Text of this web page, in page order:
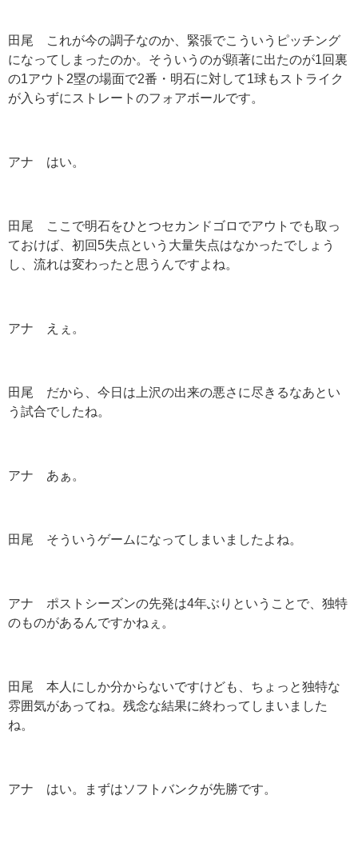
田尾 これが今の調子なのか、緊張でこういうピッチング
になってしまったのか。そういうのが顕著に出たのが1回裏
の1アウト2塁の場面で2番・明石に対して1球もストライク
が入らずにストレートのフォアボールです。
アナ はい。
田尾 ここで明石をひとつセカンドゴロでアウトでも取っ
ておけば、初回5失点という大量失点はなかったでしょう
し、流れは変わったと思うんですよね。
アナ えぇ。
田尾 だから、今日は上沢の出来の悪さに尽きるなあとい
う試合でしたね。
アナ あぁ。
田尾 そういうゲームになってしまいましたよね。
アナ ポストシーズンの先発は4年ぶりということで、独特
のものがあるんですかねぇ。
田尾 本人にしか分からないですけども、ちょっと独特な
雰囲気があってね。残念な結果に終わってしまいました
ね。
アナ はい。まずはソフトバンクが先勝です。